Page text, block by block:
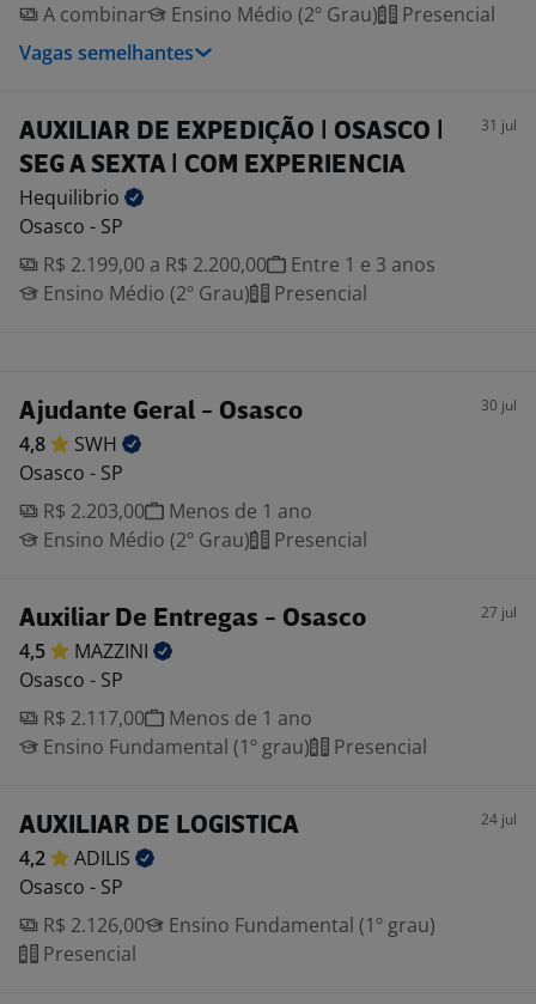
A combinar
Ensino Médio (2º Grau)
Presencial
Vagas semelhantes
AUXILIAR DE EXPEDIÇÃO | OSASCO |
SEG A SEXTA | COM EXPERIENCIA
31 jul
Hequilibrio
Osasco - SP
R$ 2.199,00 a R$ 2.200,00
Entre 1 e 3 anos
Ensino Médio (2º Grau)
Presencial
Ajudante Geral - Osasco 30 jul
4,8
SWH
Osasco - SP
R$ 2.203,00
Menos de 1 ano
Ensino Médio (2º Grau)
Presencial
Auxiliar De Entregas - Osasco 27 jul
4,5
MAZZINI
Osasco - SP
R$ 2.117,00
Menos de 1 ano
Ensino Fundamental (1º grau)
Presencial
AUXILIAR DE LOGISTICA 24 jul
4,2
ADILIS
Osasco - SP
R$ 2.126,00
Ensino Fundamental (1º grau)
Presencial